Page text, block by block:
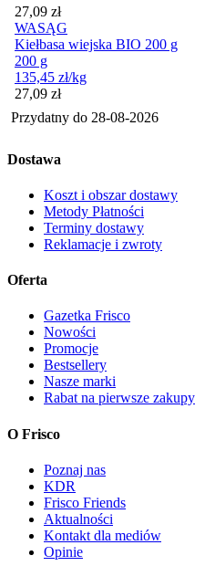
Cena
27,09 zł
WASĄG
Kiełbasa wiejska BIO 200 g
200 g
135,45 zł/kg
Cena
27,09 zł
Przydatny do 28-08-2026
Dostawa
Koszt i obszar dostawy
Metody Płatności
Terminy dostawy
Reklamacje i zwroty
Oferta
Gazetka Frisco
Nowości
Promocje
Bestsellery
Nasze marki
Rabat na pierwsze zakupy
O Frisco
Poznaj nas
KDR
Frisco Friends
Aktualności
Kontakt dla mediów
Opinie